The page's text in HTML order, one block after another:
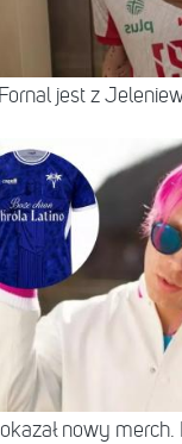
Fornal jest z
nowy